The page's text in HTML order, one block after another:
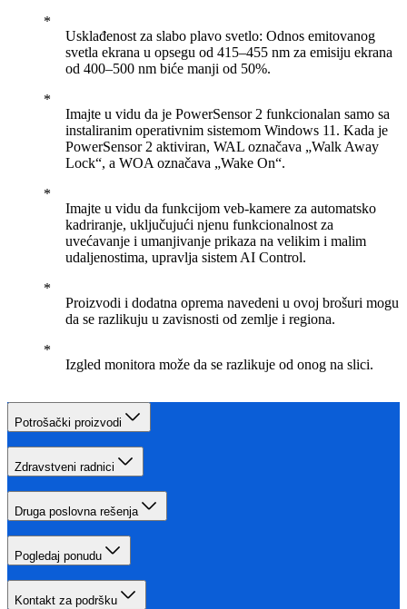
Usklađenost za slabo plavo svetlo: Odnos emitovanog
svetla ekrana u opsegu od 415–455 nm za emisiju ekrana
od 400–500 nm biće manji od 50%.
Imajte u vidu da je PowerSensor 2 funkcionalan samo sa
instaliranim operativnim sistemom Windows 11. Kada je
PowerSensor 2 aktiviran, WAL označava „Walk Away
Lock“, a WOA označava „Wake On“.
Imajte u vidu da funkcijom veb-kamere za automatsko
kadriranje, uključujući njenu funkcionalnost za
uvećavanje i umanjivanje prikaza na velikim i malim
udaljenostima, upravlja sistem AI Control.
Proizvodi i dodatna oprema navedeni u ovoj brošuri mogu
da se razlikuju u zavisnosti od zemlje i regiona.
Izgled monitora može da se razlikuje od onog na slici.
Potrošački proizvodi
Zdravstveni radnici
Druga poslovna rešenja
Pogledaj ponudu
Kontakt za podršku